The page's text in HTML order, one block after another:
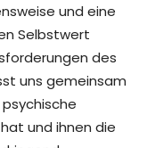
und eine
Selbstwert
des
uns gemeinsam
und ihnen die